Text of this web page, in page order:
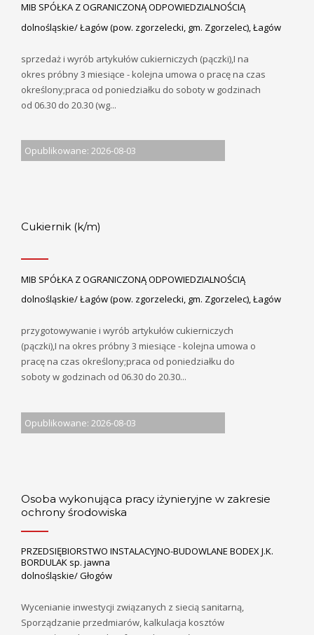
MIB SPÓŁKA Z OGRANICZONĄ ODPOWIEDZIALNOŚCIĄ
dolnośląskie/ Łagów (pow. zgorzelecki, gm. Zgorzelec), Łagów
sprzedaż i wyrób artykułów cukierniczych (pączki),I na
okres próbny 3 miesiące - kolejna umowa o pracę na czas
określony;praca od poniedziałku do soboty w godzinach
od 06.30 do 20.30 (wg...
Opublikowane: 2026-08-03
Cukiernik (k/m)
MIB SPÓŁKA Z OGRANICZONĄ ODPOWIEDZIALNOŚCIĄ
dolnośląskie/ Łagów (pow. zgorzelecki, gm. Zgorzelec), Łagów
przygotowywanie i wyrób artykułów cukierniczych
(pączki),I na okres próbny 3 miesiące - kolejna umowa o
pracę na czas określony;praca od poniedziałku do
soboty w godzinach od 06.30 do 20.30...
Opublikowane: 2026-08-03
Osoba wykonująca pracy iżynieryjne w zakresie
ochrony środowiska
PRZEDSIĘBIORSTWO INSTALACYJNO-BUDOWLANE BODEX J.K.
BORDULAK sp. jawna
dolnośląskie/ Głogów
Wycenianie inwestycji związanych z siecią sanitarną,
Sporządzanie przedmiarów, kalkulacja kosztów